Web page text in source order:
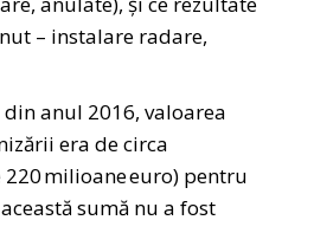
– instalare radare,
anul 2016, valoarea
era de circa
milioane euro) pentru
sumă nu a fost